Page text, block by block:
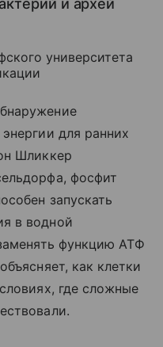
и архей
университета
для ранних
Шликкер
фосфит
запускать
в водной
функцию АТФ
как клетки
где сложные